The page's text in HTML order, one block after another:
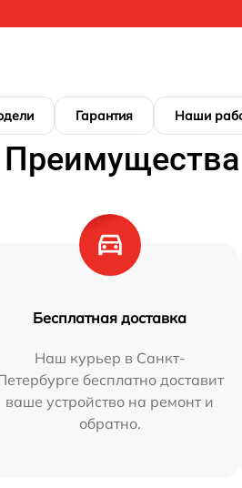
Гарантия Наши
Бесплатная доставка
Наш курьер в Санкт-
бесплатно доставит
ваше устройство на ремонт и
обратно.